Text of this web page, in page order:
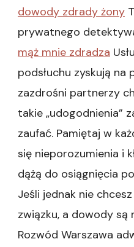
dowody zdrady żony
prywatnego
mąż mnie zdradza
podsłuchu zyskują na
zazdrośni partnerzy
takie „udogodnienia”
zaufać. Pamiętaj w
się nieporozumienia i
dążą do osiągnięcia
Jeśli jednak nie
związku, a dowody są
Rozwód Warszawa